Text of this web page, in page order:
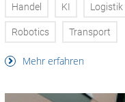
Handel KI Logistik
Robotics Transport
Mehr erfahren